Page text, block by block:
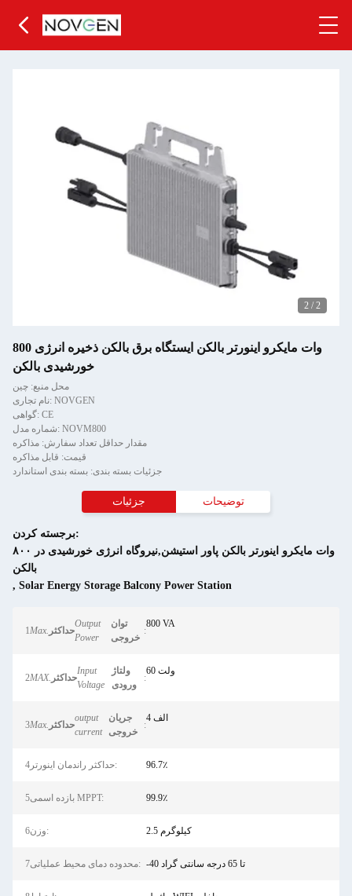
2 / 2
800 وات مایکرو اینورتر بالکن ایستگاه برق بالکن ذخیره انرژی
خورشیدی بالکن
محل منبع: چین
نام تجاری: NOVGEN
گواهی: CE
شماره مدل: NOVM800
مقدار حداقل تعداد سفارش: مذاکره
قیمت: قابل مذاکره
جزئیات بسته بندی: بسته بندی استاندارد
جزئیات توضیحات
برجسته کردن:
۸۰۰ وات مایکرو اینورتر بالکن پاور استیشن,نیروگاه انرژی خورشیدی در
بالکن
, Solar Energy Storage Balcony Power Station
1Max. حداکثر
Output
Power
توان
خروجی
:
800 VA
2MAX. حداکثر
Input
Voltage
ولتاژ
ورودی
:
60 ولت
3Max. حداکثر
output
current
جریان
خروجی
:
4 الف
4حداکثر راندمان اینورتر: 96.7٪
5بازده اسمی MPPT: 99.9٪
6وزن: 2.5 کیلوگرم
7محدوده دمای محیط عملیاتی: -40 تا 65 درجه سانتی گراد